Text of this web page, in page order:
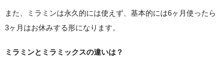
また、ミラミンは永久的には使えず、基本的には6ヶ月使ったら
3ヶ月はお休みする形になります。
ミラミンとミラミックスの違いは？